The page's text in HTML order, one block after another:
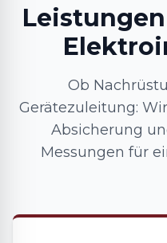
Ob
Gerätezuleitung:
Absicherung
Messungen für